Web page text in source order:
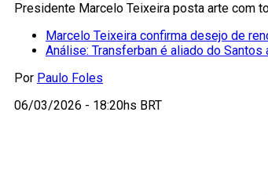
Presidente Marcelo Teixeira posta arte com
Marcelo Teixeira confirma desejo de
Análise: Transferban é aliado do
Por Paulo Foles
06/03/2026 - 18:20hs BRT